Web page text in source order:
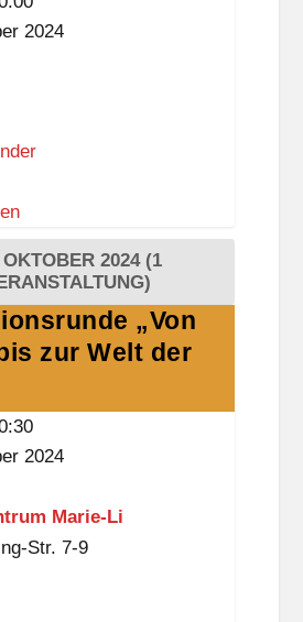
2024
2024 (1
„Von
zur Welt der
2024
Marie-Li
Str. 7-9